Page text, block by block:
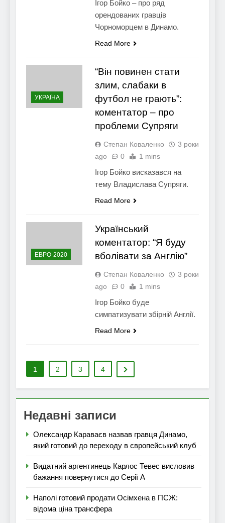
Ігор Бойко – про ряд
орендованих гравців
Чорноморцем в Динамо.
Read More
УКРАЇНА
“Він повинен стати
злим, слабаки в
футбол не грають”:
коментатор – про
проблеми Супряги
Степан Коваленко
3 роки
ago
0 1 mins
Ігор Бойко висказався на
тему Владислава Супряги.
Read More
ЕВРО-2020
Український
коментатор: “Я буду
вболівати за Англію”
Степан Коваленко
3 роки
ago
0 1 mins
Ігор Бойко буде
симпатизувати збірній Англії.
Read More
1 2 3 4
Недавні записи
Олександр Караваєв назвав гравця Динамо,
який готовий до переходу в європейський клуб
Видатний аргентинець Карлос Тевес висловив
бажання повернутися до Серії А
Наполі готовий продати Осімхена в ПСЖ:
відома ціна трансфера